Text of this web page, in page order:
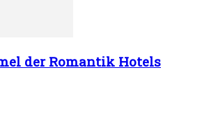
der Romantik Hotels